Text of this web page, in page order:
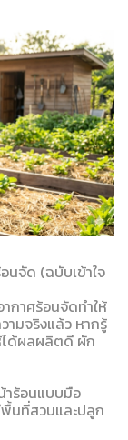
นจัด (ฉบับเข้าใจ
กาศร้อนจัดทำให้
ามจริงแล้ว หากรู้
ด้ผลผลิตดี ผัก
าร้อนแบบมือ
พื้นที่สวนและปลูก